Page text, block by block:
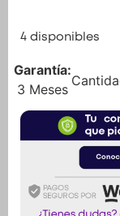
4 disponibles
Garantía:
3 Meses